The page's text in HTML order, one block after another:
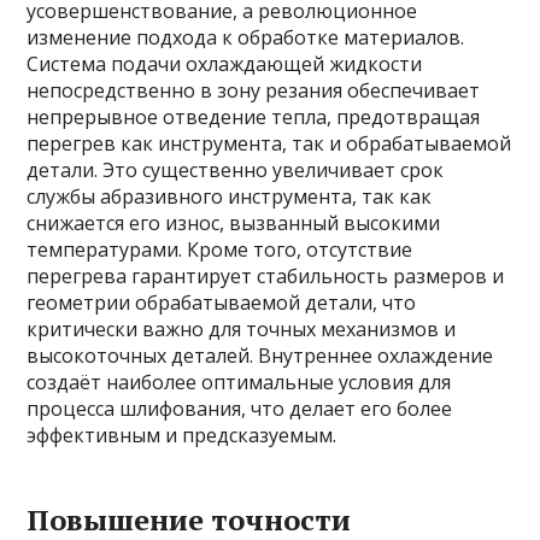
усовершенствование, а революционное
изменение подхода к обработке материалов.
Система подачи охлаждающей жидкости
непосредственно в зону резания обеспечивает
непрерывное отведение тепла, предотвращая
перегрев как инструмента, так и обрабатываемой
детали. Это существенно увеличивает срок
службы абразивного инструмента, так как
снижается его износ, вызванный высокими
температурами. Кроме того, отсутствие
перегрева гарантирует стабильность размеров и
геометрии обрабатываемой детали, что
критически важно для точных механизмов и
высокоточных деталей. Внутреннее охлаждение
создаёт наиболее оптимальные условия для
процесса шлифования, что делает его более
эффективным и предсказуемым.
Повышение точности